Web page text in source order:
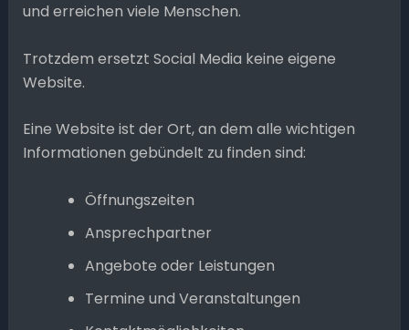
und erreichen viele Menschen.
Trotzdem ersetzt Social Media keine eigene
Website.
Eine Website ist der Ort, an dem alle wichtigen
Informationen gebündelt zu finden sind:
Öffnungszeiten
Ansprechpartner
Angebote oder Leistungen
Termine und Veranstaltungen